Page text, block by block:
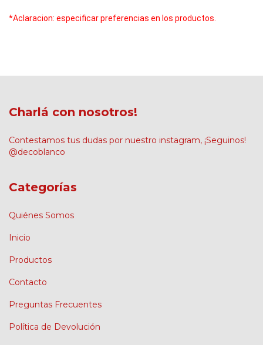
*Aclaracion: especificar preferencias en los productos.
Charlá con nosotros!
Contestamos tus dudas por nuestro instagram, ¡Seguinos!
@decoblanco
Categorías
Quiénes Somos
Inicio
Productos
Contacto
Preguntas Frecuentes
Política de Devolución